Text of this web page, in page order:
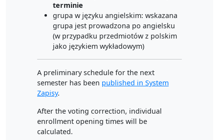
terminie
grupa w języku angielskim: wskazana
grupa jest prowadzona po angielsku
(w przypadku przedmiotów z polskim
jako językiem wykładowym)
A preliminary schedule for the next
semester has been published in System
Zapisy.
After the voting correction, individual
enrollment opening times will be
calculated.